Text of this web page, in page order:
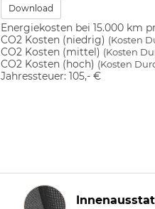
Download
Energiekosten bei 15.000 km
CO2 Kosten (niedrig) (Kosten
CO2 Kosten (mittel) (Kosten
CO2 Kosten (hoch) (Kosten
Jahressteuer: 105,- €
Innenausstattung